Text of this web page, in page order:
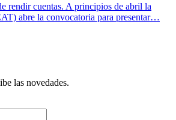
rendir cuentas. A principios de abril la
abre la convocatoria para presentar…
las novedades.